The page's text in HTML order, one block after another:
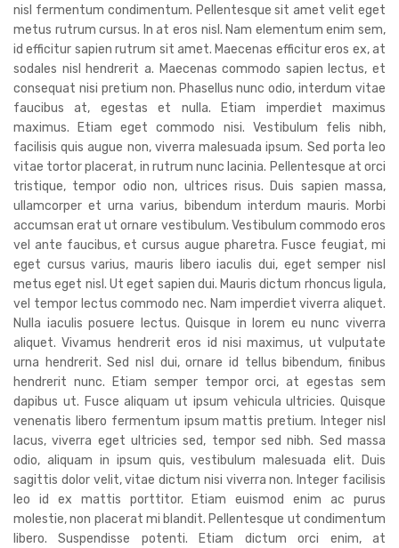
nisl fermentum condimentum. Pellentesque sit amet velit eget
metus rutrum cursus. In at eros nisl. Nam elementum enim sem,
id efficitur sapien rutrum sit amet. Maecenas efficitur eros ex, at
sodales nisl hendrerit a. Maecenas commodo sapien lectus, et
consequat nisi pretium non. Phasellus nunc odio, interdum vitae
faucibus at, egestas et nulla. Etiam imperdiet maximus
maximus. Etiam eget commodo nisi. Vestibulum felis nibh,
facilisis quis augue non, viverra malesuada ipsum. Sed porta leo
vitae tortor placerat, in rutrum nunc lacinia. Pellentesque at orci
tristique, tempor odio non, ultrices risus. Duis sapien massa,
ullamcorper et urna varius, bibendum interdum mauris. Morbi
accumsan erat ut ornare vestibulum. Vestibulum commodo eros
vel ante faucibus, et cursus augue pharetra. Fusce feugiat, mi
eget cursus varius, mauris libero iaculis dui, eget semper nisl
metus eget nisl. Ut eget sapien dui. Mauris dictum rhoncus ligula,
vel tempor lectus commodo nec. Nam imperdiet viverra aliquet.
Nulla iaculis posuere lectus. Quisque in lorem eu nunc viverra
aliquet. Vivamus hendrerit eros id nisi maximus, ut vulputate
urna hendrerit. Sed nisl dui, ornare id tellus bibendum, finibus
hendrerit nunc. Etiam semper tempor orci, at egestas sem
dapibus ut. Fusce aliquam ut ipsum vehicula ultricies. Quisque
venenatis libero fermentum ipsum mattis pretium. Integer nisl
lacus, viverra eget ultricies sed, tempor sed nibh. Sed massa
odio, aliquam in ipsum quis, vestibulum malesuada elit. Duis
sagittis dolor velit, vitae dictum nisi viverra non. Integer facilisis
leo id ex mattis porttitor. Etiam euismod enim ac purus
molestie, non placerat mi blandit. Pellentesque ut condimentum
libero. Suspendisse potenti. Etiam dictum orci enim, at